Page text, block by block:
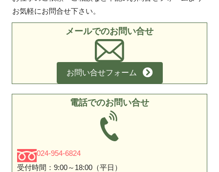
お気軽にお問合せ下さい。
メールでのお問い合せ
お問い合せフォーム
電話でのお問い合せ
024-954-6824
受付時間：9:00～18:00（平日）